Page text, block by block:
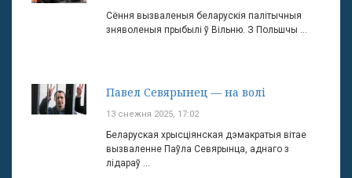
Сёння вызваленыя беларускія палітычныя
зняволеныя прыбылі ў Вільню. З Польшчы ...
Павел Севярынец — на волі
13 снежня 2025, 17:02
Беларуская хрысціянская дэмакратыя вітае
вызваленне Паўла Севярынца, аднаго з
лідараў ...